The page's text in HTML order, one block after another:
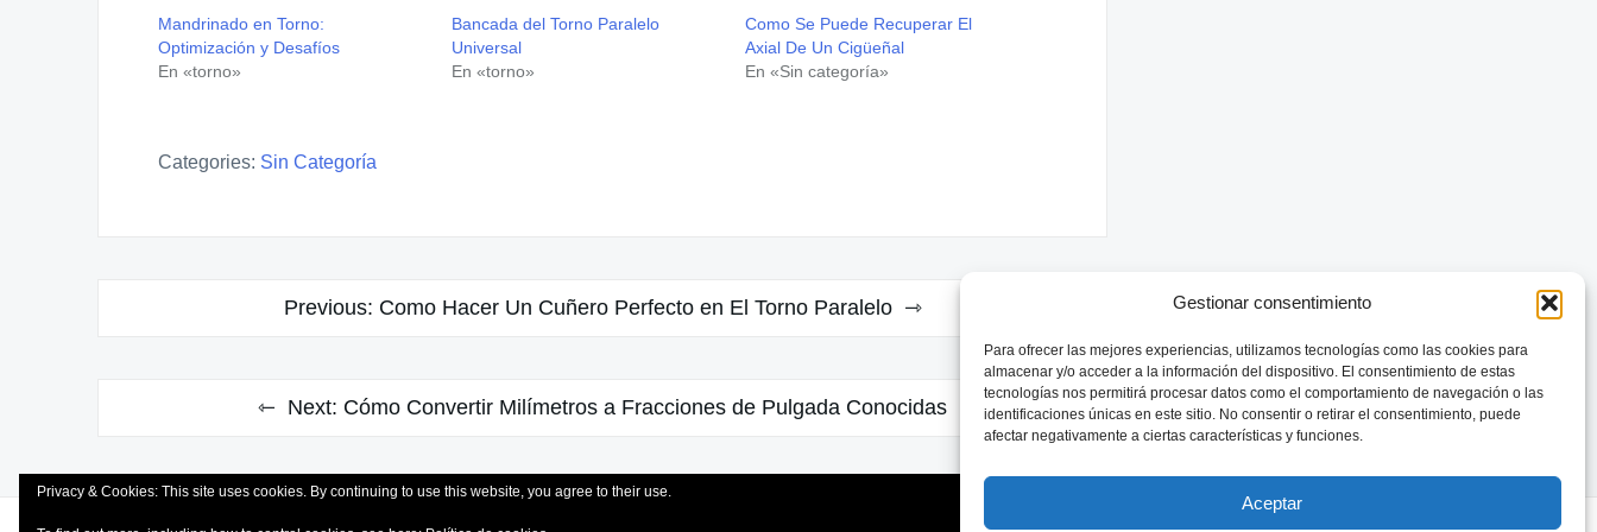
Gestionar consentimiento
Para ofrecer las mejores experiencias, utilizamos tecnologías como las cookies para
almacenar y/o acceder a la información del dispositivo. El consentimiento de estas
tecnologías nos permitirá procesar datos como el comportamiento de navegación o las
identificaciones únicas en este sitio. No consentir o retirar el consentimiento, puede
afectar negativamente a ciertas características y funciones.
Aceptar
Mandrinado en Torno:
Optimización y Desafíos
En «torno»
Bancada del Torno Paralelo
Universal
En «torno»
Como Se Puede Recuperar El
Axial De Un Cigüeñal
En «Sin categoría»
Categories: Sin Categoría
Previous: Como Hacer Un Cuñero Perfecto en El Torno Paralelo
Next: Cómo Convertir Milímetros a Fracciones de Pulgada Conocidas
Privacy & Cookies: This site uses cookies. By continuing to use this website, you agree to their use.